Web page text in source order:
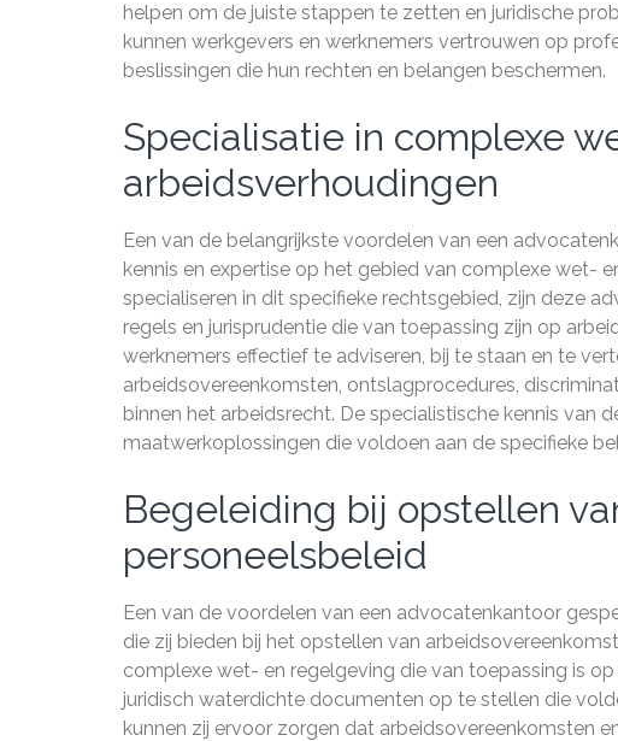
helpen om de juiste stappen te zetten en juridische
kunnen werkgevers en werknemers vertrouwen op
beslissingen die hun rechten en belangen beschermen.
Specialisatie in complexe
arbeidsverhoudingen
Een van de belangrijkste voordelen van een
kennis en expertise op het gebied van complexe wet-
specialiseren in dit specifieke rechtsgebied, zijn deze
regels en jurisprudentie die van toepassing zijn op
werknemers effectief te adviseren, bij te staan en te
arbeidsovereenkomsten, ontslagprocedures,
binnen het arbeidsrecht. De specialistische kennis van
maatwerkoplossingen die voldoen aan de specifieke
Begeleiding bij opstellen
personeelsbeleid
Een van de voordelen van een advocatenkantoor
die zij bieden bij het opstellen van
complexe wet- en regelgeving die van toepassing is
juridisch waterdichte documenten op te stellen die
kunnen zij ervoor zorgen dat arbeidsovereenkomsten